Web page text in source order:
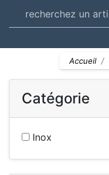
Accueil
Catégorie
Inox